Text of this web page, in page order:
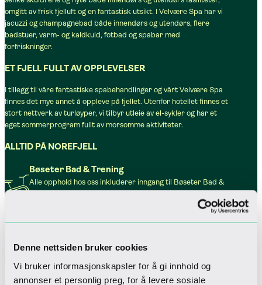
Denne nettsiden bruker cookies
Vi bruker informasjonskapsler for å gi innhold og
annonser et personlig preg, for å levere sosiale
omgitt av frisk fjelluft og en fantastisk utsikt. I Velvære Spa har vi
jacuzzi og champagnebad både innendørs og utendørs, flere
badstuer, varm- og kaldkuld, fotbad og spabar med
forfriskninger.
ET FJELL FULLT AV OPPLEVELSER
I tillegg til våre fantastiske spabehandlinger og vårt Velvære Spa
finnes det mye annet å oppleve på fjellet. Utenfor hotellet finnes et
stort nettverk av turløyper, vi tilbyr utleie av el-sykler og har et
eget sommerprogram fullt av morsomme aktiviteter.
ALLTID PÅ NOREFJELL
Bøseter Bad & Trening
Alle opphold hos oss inkluderer inngang til Bøseter Bad &
spillrom i 3. etasje. Her kan man teste forskjellige
Parkering
Hotellet har tre etasjer med betalt innendørs parkering,